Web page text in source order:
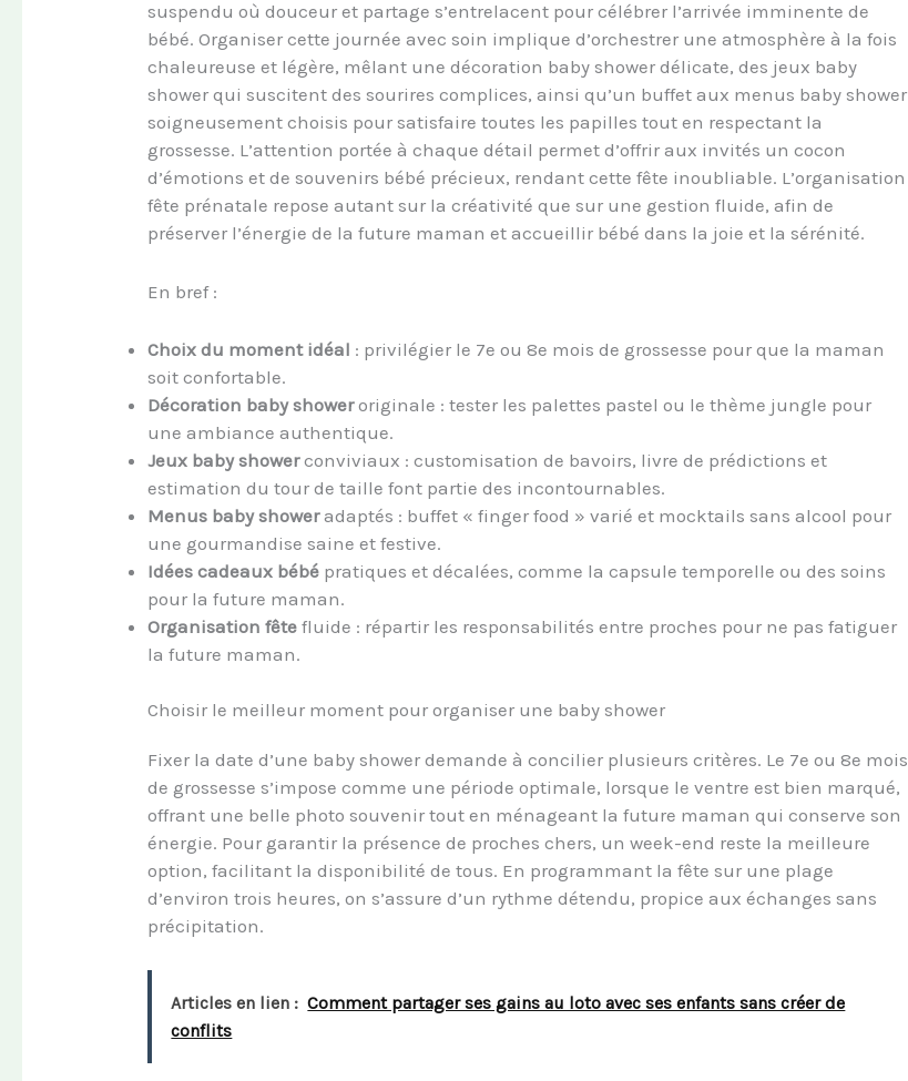
suspendu où douceur et partage s’entrelacent pour célébrer l’arrivée imminente de
bébé. Organiser cette journée avec soin implique d’orchestrer une atmosphère à la fois
chaleureuse et légère, mêlant une décoration baby shower délicate, des jeux baby
shower qui suscitent des sourires complices, ainsi qu’un buffet aux menus baby shower
soigneusement choisis pour satisfaire toutes les papilles tout en respectant la
grossesse. L’attention portée à chaque détail permet d’offrir aux invités un cocon
d’émotions et de souvenirs bébé précieux, rendant cette fête inoubliable. L’organisation
fête prénatale repose autant sur la créativité que sur une gestion fluide, afin de
préserver l’énergie de la future maman et accueillir bébé dans la joie et la sérénité.
En bref :
Choix du moment idéal : privilégier le 7e ou 8e mois de grossesse pour que la maman
soit confortable.
Décoration baby showeroriginale : tester les palettes pastel ou le thème jungle pour
une ambiance authentique.
Jeux baby showerconviviaux : customisation de bavoirs, livre de prédictions et
estimation du tour de taille font partie des incontournables.
Menus baby showeradaptés : buffet « finger food » varié et mocktails sans alcool pour
une gourmandise saine et festive.
Idées cadeaux bébé pratiques et décalées, comme la capsule temporelle ou des soins
pour la future maman.
Organisation fête fluide : répartir les responsabilités entre proches pour ne pas fatiguer
la future maman.
Choisir le meilleur moment pour organiser une baby shower
Fixer la date d’une baby shower demande à concilier plusieurs critères. Le 7e ou 8e mois
de grossesse s’impose comme une période optimale, lorsque le ventre est bien marqué,
offrant une belle photo souvenir tout en ménageant la future maman qui conserve son
énergie. Pour garantir la présence de proches chers, un week-end reste la meilleure
option, facilitant la disponibilité de tous. En programmant la fête sur une plage
d’environ trois heures, on s’assure d’un rythme détendu, propice aux échanges sans
précipitation.
Articles en lien : Comment partager ses gains au loto avec ses enfants sans créer de
conflits